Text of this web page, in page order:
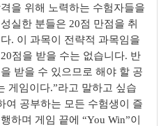
을 위해 노력하는 수험자들을
실한 분들은 20점 만점을 취
. 이 과목이 전략적 과목임을
점을 받을 수는 없습니다. 반
받을 수 있으므로 해야 할 공
게임이다.”라고 말하고 싶습
여 공부하는 모든 수험생이 즐
하며 게임 끝에 “You Win”이